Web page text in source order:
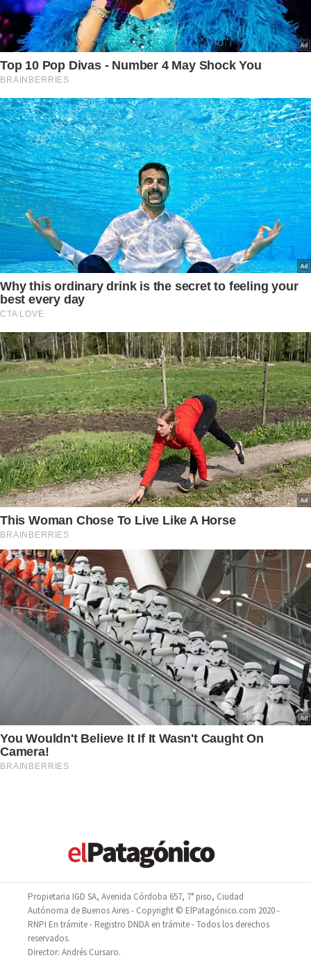
Propietaria IGD SA, Avenida Córdoba 657, 7° piso, Ciudad
Autónoma de Buenos Aires - Copyright © ElPatagónico.com 2020 -
RNPI En trámite - Registro DNDA en trámite - Todos los derechos
reservados.
Director: Andrés Cursaro.